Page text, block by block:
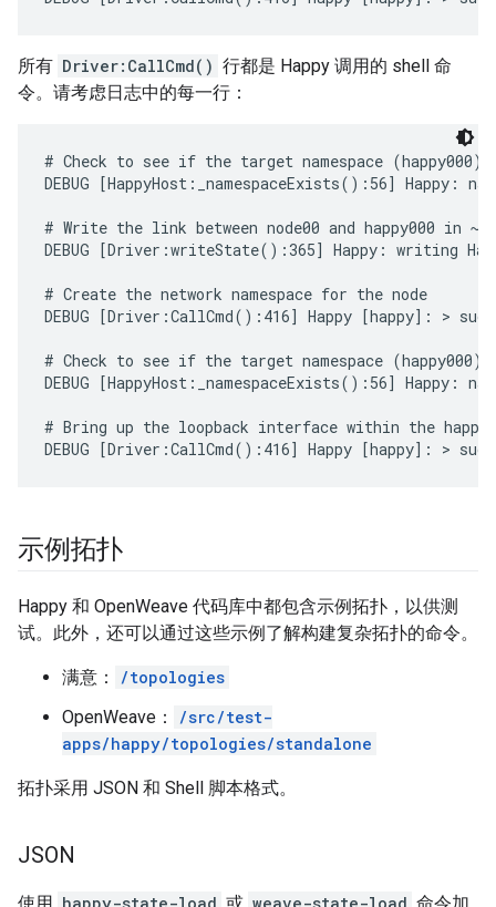
所有 Driver:CallCmd() 行都是 Happy 调用的 shell 命
令。请考虑日志中的每一行：
# Check to see if the target namespace (happy000)
DEBUG [HappyHost:_namespaceExists():56] Happy:
# Write the link between node00 and happy000 in ~/
DEBUG [Driver:writeState():365] Happy: writing
# Create the network namespace for the node
DEBUG [Driver:CallCmd():416] Happy [happy]: >
# Check to see if the target namespace (happy000)
DEBUG [HappyHost:_namespaceExists():56] Happy:
# Bring up the loopback interface within the
DEBUG [Driver:CallCmd():416] Happy [happy]: >
示例拓扑
Happy 和 OpenWeave 代码库中都包含示例拓扑，以供测
试。此外，还可以通过这些示例了解构建复杂拓扑的命令。
满意：
/topologies
OpenWeave：
/src/test-
apps/happy/topologies/standalone
拓扑采用 JSON 和 Shell 脚本格式。
JSON